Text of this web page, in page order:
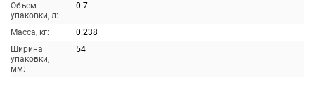
Объем
упаковки, л:
0.7
Масса, кг:
0.238
Ширина
упаковки,
мм:
54